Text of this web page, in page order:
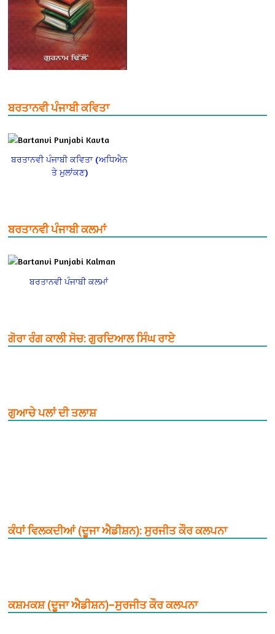
ਬਰਤਾਨਵੀ ਪੰਜਾਬੀ ਕਵਿਤਾ
ਬਰਤਾਨਵੀ ਪੰਜਾਬੀ ਕਵਿਤਾ (ਅਧਿਐਨ
ਤੇ ਮੁਲਾਂਕਣ)
ਬਰਤਾਨਵੀ ਪੰਜਾਬੀ ਕਲਮਾਂ
ਬਰਤਾਨਵੀ ਪੰਜਾਬੀ ਕਲਮਾਂ
ਗੋਰਾ ਰੰਗ ਕਾਲੀ ਸੋਚ: ਗੁਰਦਿਆਲ ਸਿੰਘ ਰਾਏ
ਗੁਆਚੇ ਪਲਾਂ ਦੀ ਤਲਾਸ਼
ਕੰਧਾਂ ਵਿਲਕਦੀਆਂ (ਦੂਜਾ ਐਡੀਸ਼ਨ): ਸੁਰਜੀਤ ਕੌਰ ਕਲਪਨਾ
ਕਸ਼ਮਕਸ਼ (ਦੂਜਾ ਐਡੀਸ਼ਨ)–ਸੁਰਜੀਤ ਕੌਰ ਕਲਪਨਾ